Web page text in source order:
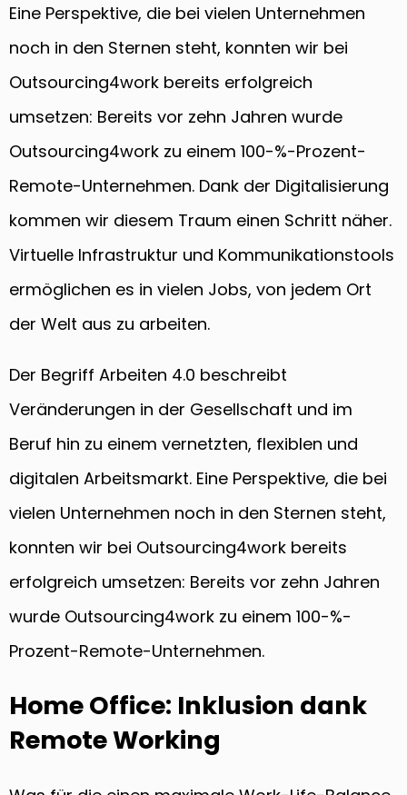
Eine Perspektive, die bei vielen Unternehmen
noch in den Sternen steht, konnten wir bei
Outsourcing4work bereits erfolgreich
umsetzen: Bereits vor zehn Jahren wurde
Outsourcing4work zu einem 100-%-Prozent-
Remote-Unternehmen. Dank der Digitalisierung
kommen wir diesem Traum einen Schritt näher.
Virtuelle Infrastruktur und Kommunikationstools
ermöglichen es in vielen Jobs, von jedem Ort
der Welt aus zu arbeiten.
Der Begriff Arbeiten 4.0 beschreibt
Veränderungen in der Gesellschaft und im
Beruf hin zu einem vernetzten, flexiblen und
digitalen Arbeitsmarkt. Eine Perspektive, die bei
vielen Unternehmen noch in den Sternen steht,
konnten wir bei Outsourcing4work bereits
erfolgreich umsetzen: Bereits vor zehn Jahren
wurde Outsourcing4work zu einem 100-%-
Prozent-Remote-Unternehmen.
Home Office: Inklusion dank
Remote Working